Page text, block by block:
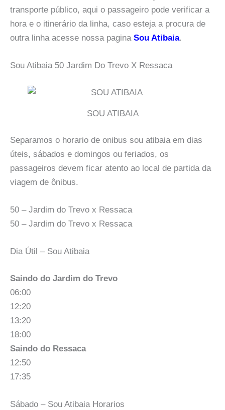
transporte público, aqui o passageiro pode verificar a
hora e o itinerário da linha, caso esteja a procura de
outra linha acesse nossa pagina Sou Atibaia.
Sou Atibaia 50 Jardim Do Trevo X Ressaca
SOU ATIBAIA
Separamos o horario de onibus sou atibaia em dias
úteis, sábados e domingos ou feriados, os
passageiros devem ficar atento ao local de partida da
viagem de ônibus.
50 – Jardim do Trevo x Ressaca
50 – Jardim do Trevo x Ressaca
Dia Útil – Sou Atibaia
Saindo do Jardim do Trevo
06:00
12:20
13:20
18:00
Saindo do Ressaca
12:50
17:35
Sábado – Sou Atibaia Horarios